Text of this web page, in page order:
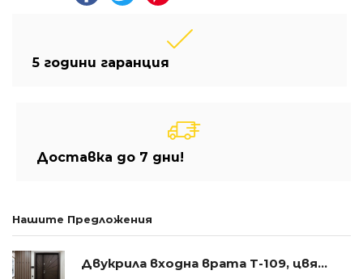
5 години гаранция
Доставка до 7 дни!
Нашите Предложения
Двукрила входна врата Т-109, цвят Тъмен орех